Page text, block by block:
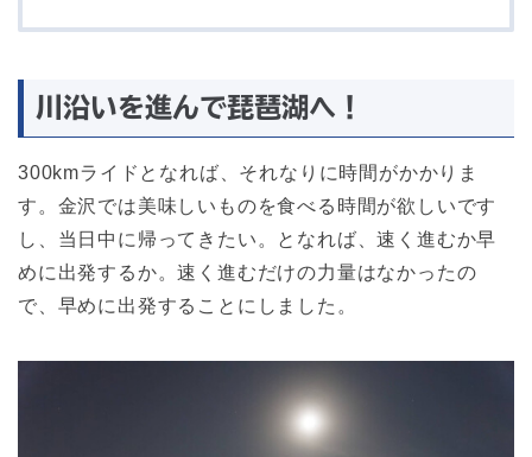
川沿いを進んで琵琶湖へ！
300kmライドとなれば、それなりに時間がかかりま
す。金沢では美味しいものを食べる時間が欲しいです
し、当日中に帰ってきたい。となれば、速く進むか早
めに出発するか。速く進むだけの力量はなかったの
で、早めに出発することにしました。